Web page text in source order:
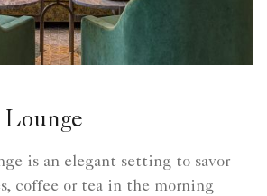
is an elegant setting to savor
coffee or tea in the morning